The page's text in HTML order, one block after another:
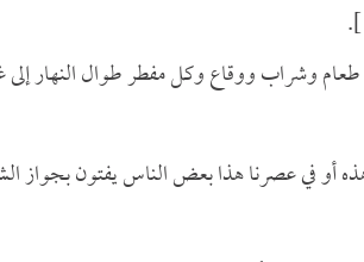
طعام وشراب ووقاع وكل مفطر طوال النهار
أو في عصرنا هذا بعض الناس يفتون بجواز